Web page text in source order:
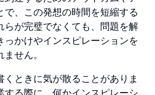
で、この発想の時間を短縮する
らが完璧でなくても、問題を解
っかけやインスピレーションを
せん。
ときに気が散ることがありま
する際に、何かインスピレーシ